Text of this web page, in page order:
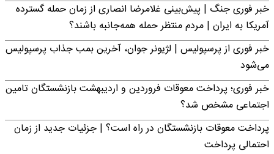
خبر فوری جنگ | پیش‌بینی غلامرضا انصاری از زمان حمله گسترده
آمریکا به ایران | مردم منتظر حمله همه‌جانبه باشند؟
خبر فوری از پرسپولیس | لژیونر جوان، آخرین بمب جذاب پرسپولیس
می‌شود
خبر فوری؛ پرداخت معوقات فروردین و اردیبهشت بازنشستگان تامین
اجتماعی مشخص شد؟
پرداخت معوقات بازنشستگان در راه است؟ | جزئیات جدید از زمان
احتمالی پرداخت